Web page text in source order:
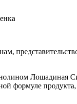
Лошадиная
формуле